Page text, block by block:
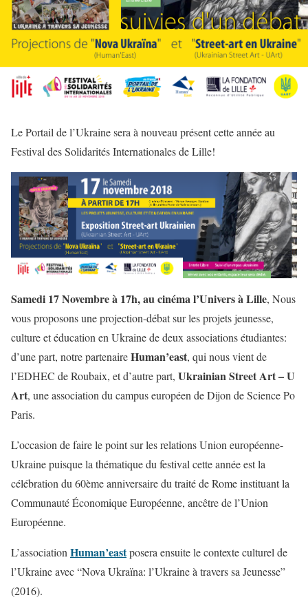
Le Portail de l’Ukraine sera à nouveau présent cette année au
Festival des Solidarités Internationales de Lille!
Samedi 17 Novembre à 17h, au cinéma l’Univers à Lille, Nous
vous proposons une projection-débat sur les projets jeunesse,
culture et éducation en Ukraine de deux associations étudiantes:
d’une part, notre partenaireHuman’east, qui nous vient de
l’EDHEC de Roubaix, et d’autre part, Ukrainian Street Art – U
Art, une association du campus européen de Dijon de Science Po
Paris.
L’occasion de faire le point sur les relations Union européenne-
Ukraine puisque la thématique du festival cette année est la
célébration du 60ème anniversaire du traité de Rome instituant la
Communauté Économique Européenne, ancêtre de l’Union
Européenne.
L’association Human’eastposera ensuite le contexte culturel de
l’Ukraine avec “Nova Ukraïna: l’Ukraine à travers sa Jeunesse”
(2016).